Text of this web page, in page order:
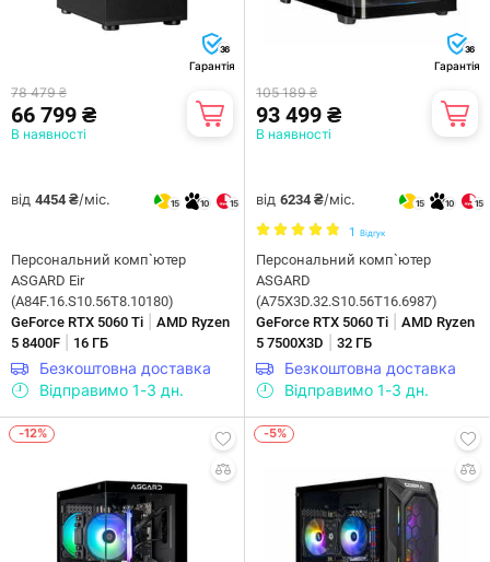
36
Гарантія
78 479 ₴
66 799 ₴
В наявності
від 4454 ₴/міс. 15 10 15
Персональний комп`ютер
ASGARD Eir
(A84F.16.S10.56T8.10180)
GeForce RTX 5060 Ti
AMD Ryzen
5 8400F
16 ГБ
Безкоштовна доставка
Відправимо 1-3 дн.
36
Гарантія
105 189 ₴
93 499 ₴
В наявності
від 6234 ₴/міс. 15 10 15
1 Відгук
Персональний комп`ютер
ASGARD
(A75X3D.32.S10.56T16.6987)
GeForce RTX 5060 Ti
AMD Ryzen
5 7500X3D
32 ГБ
Безкоштовна доставка
Відправимо 1-3 дн.
-12% -5%